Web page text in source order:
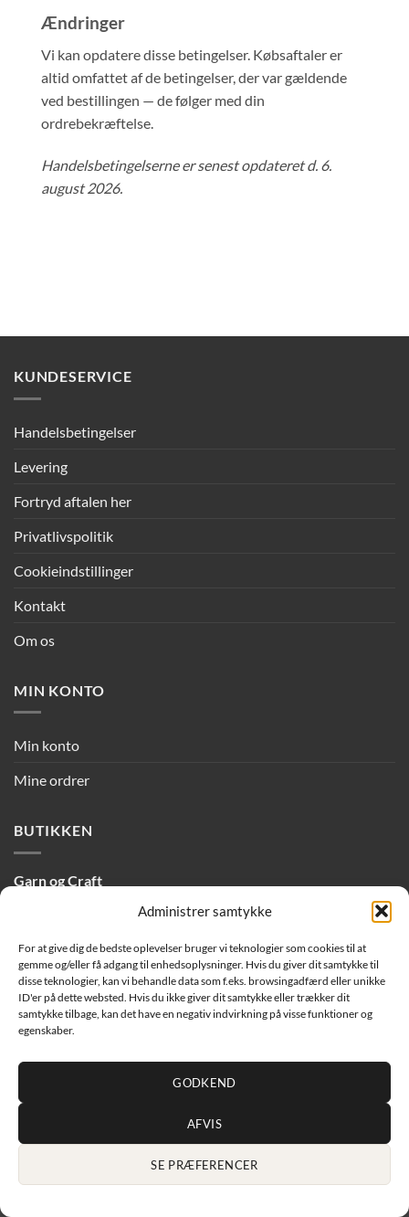
Administrer samtykke
For at give dig de bedste oplevelser bruger vi teknologier som cookies til at
gemme og/eller få adgang til enhedsoplysninger. Hvis du giver dit samtykke til
disse teknologier, kan vi behandle data som f.eks. browsingadfærd eller unikke
ID'er på dette websted. Hvis du ikke giver dit samtykke eller trækker dit
samtykke tilbage, kan det have en negativ indvirkning på visse funktioner og
egenskaber.
GODKEND
AFVIS
SE PRÆFERENCER
Ændringer
Vi kan opdatere disse betingelser. Købsaftaler er
altid omfattet af de betingelser, der var gældende
ved bestillingen — de følger med din
ordrebekræftelse.
Handelsbetingelserne er senest opdateret d. 6.
august 2026.
KUNDESERVICE
Handelsbetingelser
Levering
Fortryd aftalen her
Privatlivspolitik
Cookieindstillinger
Kontakt
Om os
MIN KONTO
Min konto
Mine ordrer
BUTIKKEN
Garn og Craft
Låsbygade 42B ST, 6000 Kolding
Tlf. 50 54 06 56
Åbningstider i butikken
!! FERIELUKKET i butikken i uge 32 + 33 !!
Mandag og onsdag–fredag: 11–17
Lørdag: 11–14
Garn og Craft|
CVR: 43420178